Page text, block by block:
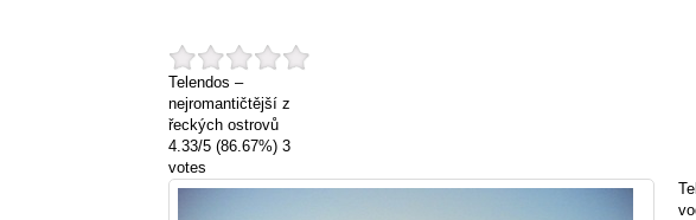
Telendos –
nejromantičtější z
řeckých ostrovů
4.33/5 (86.67%) 3
votes